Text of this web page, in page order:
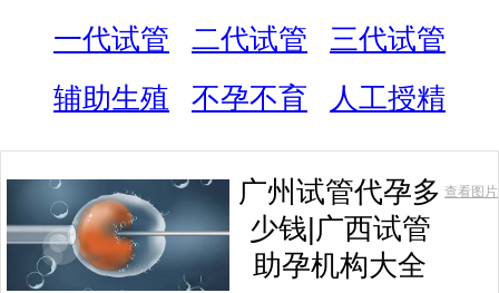
一代试管
二代试管
三代试管
辅助生殖
不孕不育 人工授精
广州试管代孕多
少钱|广西试管
助孕机构大全
查看图片